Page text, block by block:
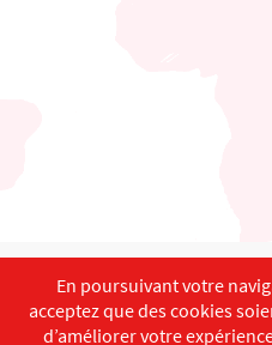
English
Copyright ©ISEC-AdW
En poursuivant votre
acceptez que des cookies
d’améliorer votre